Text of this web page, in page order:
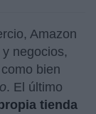
Amazon
negocios,
bien
. El último
tienda